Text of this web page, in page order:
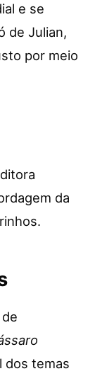
e se
de Julian,
por meio
da
dos temas